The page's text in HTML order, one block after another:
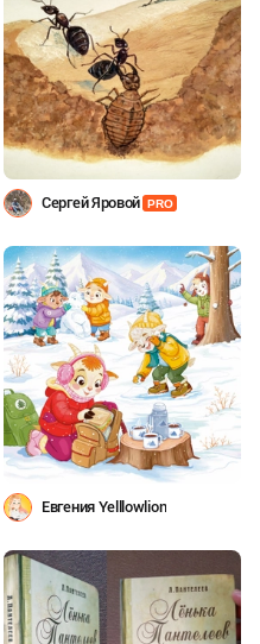
Сергей Яровой PRO
Евгения Yelllowlion